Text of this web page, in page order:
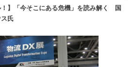
！】「今そこにある危機」を読み解く 国
氏